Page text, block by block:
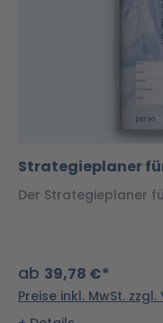
Strategieplaner
Der Strategieplaner
ab 39,78 €*
Preise inkl. MwSt.